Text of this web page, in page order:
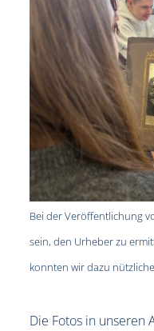
Bei der Veröffentlichung
sein, den Urheber zu
konnten wir dazu
Die Fotos in unseren